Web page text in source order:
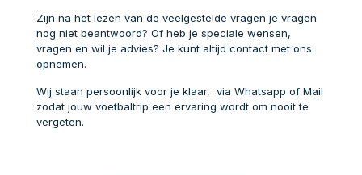
Zijn na het lezen van de veelgestelde vragen je vragen
nog niet beantwoord? Of heb je speciale wensen,
vragen en wil je advies? Je kunt altijd contact met ons
opnemen.
Wij staan persoonlijk voor je klaar, via Whatsapp of Mail
zodat jouw voetbaltrip een ervaring wordt om nooit te
vergeten.